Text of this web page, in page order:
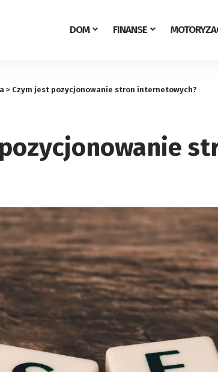
DOM FINANSE
> Czym jest pozycjonowanie stron internetowych?